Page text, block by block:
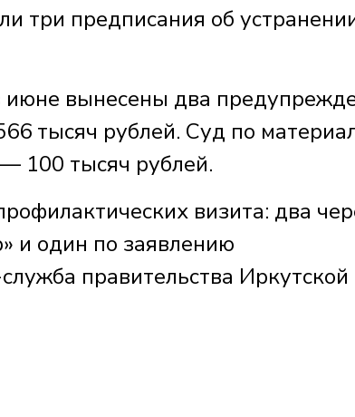
три предписания об
вынесены два
тысяч рублей. Суд по
100 тысяч рублей.
визита: два
и один по заявлению
правительства Иркутской